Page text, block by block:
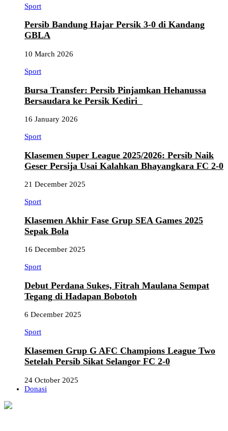
Sport
Persib Bandung Hajar Persik 3-0 di Kandang
GBLA
10 March 2026
Sport
Bursa Transfer: Persib Pinjamkan Hehanussa
Bersaudara ke Persik Kediri
16 January 2026
Sport
Klasemen Super League 2025/2026: Persib Naik
Geser Persija Usai Kalahkan Bhayangkara FC 2-0
21 December 2025
Sport
Klasemen Akhir Fase Grup SEA Games 2025
Sepak Bola
16 December 2025
Sport
Debut Perdana Sukes, Fitrah Maulana Sempat
Tegang di Hadapan Bobotoh
6 December 2025
Sport
Klasemen Grup G AFC Champions League Two
Setelah Persib Sikat Selangor FC 2-0
24 October 2025
Donasi